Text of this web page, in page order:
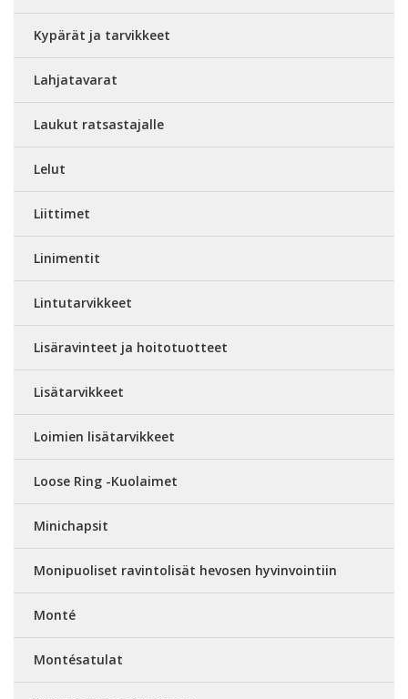
Kypärät ja tarvikkeet
Lahjatavarat
Laukut ratsastajalle
Lelut
Liittimet
Linimentit
Lintutarvikkeet
Lisäravinteet ja hoitotuotteet
Lisätarvikkeet
Loimien lisätarvikkeet
Loose Ring -Kuolaimet
Minichapsit
Monipuoliset ravintolisät hevosen hyvinvointiin
Monté
Montésatulat